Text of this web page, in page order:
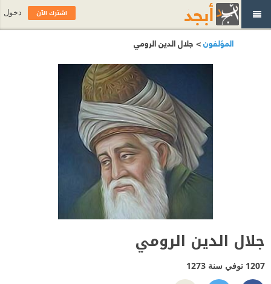
المؤلفون> جلال الدين الرومي
جلال الدين الرومي
1207 توفي سنة 1273
اشترك الآن دخول